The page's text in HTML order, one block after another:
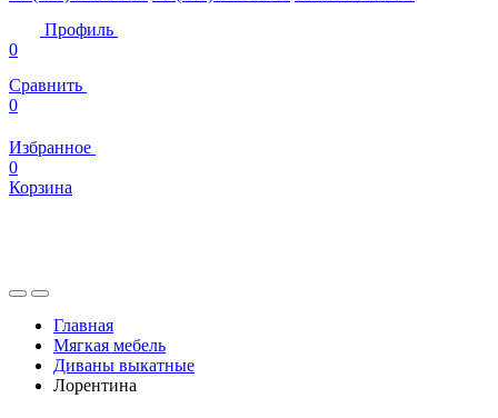
Профиль
0
Сравнить
0
Избранное
0
Корзина
Главная
Мягкая мебель
Диваны выкатные
Лорентина